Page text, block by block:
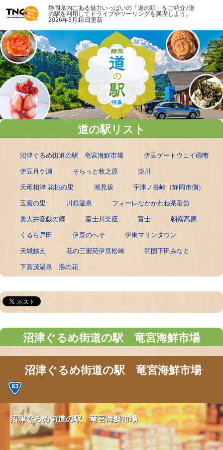
静岡県内にある魅力いっぱいの「道の駅」をご紹介♪道
の駅を利用してドライブやツーリングを満喫しよう。
2026年3月10日更新
道の駅リスト
沼津ぐるめ街道の駅 竜宮海鮮市場 伊豆ゲートウェイ函南
伊豆月ケ瀬 そらっと牧之原 掛川
天竜相津 花桃の里 潮見坂 宇津ノ谷峠（静岡市側）
玉露の里 川根温泉 フォーレなかかわね茶茗舘
奥大井音戯の郷 富士川楽座 富士 朝霧高原
くるら戸田 伊豆のへそ 伊東マリンタウン
天城越え 花の三聖苑伊豆松崎 開国下田みなと
下賀茂温泉 湯の花
沼津ぐるめ街道の駅 竜宮海鮮市場
沼津ぐるめ街道の駅 竜宮海鮮市場
沼津ぐるめ街道の駅 竜宮海鮮市場
沼津ぐるめ街道の駅 竜宮海鮮市場